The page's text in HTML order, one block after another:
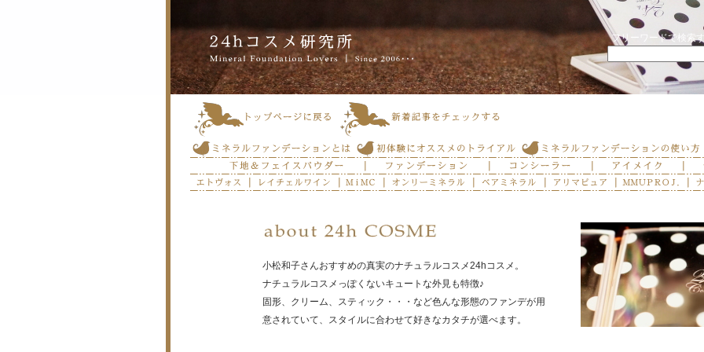
フリーワードで検索
小松和子さんおすすめの真実のナチュラルコスメ24hコスメ。
ナチュラルコスメっぽくないキュートな外見も特徴♪
固形、クリーム、スティック・・・など色んな形態のファンデが用
意されていて、スタイルに合わせて好きなカタチが選べます。